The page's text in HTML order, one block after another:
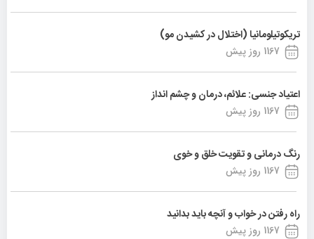
تریکوتیلومانیا (اختلال در کشیدن مو)
1167 روز پیش
اعتیاد جنسی: علائم، درمان و چشم انداز
1167 روز پیش
رنگ درمانی و تقویت خلق و خوی
1167 روز پیش
راه رفتن در خواب و آنچه باید بدانید
1167 روز پیش